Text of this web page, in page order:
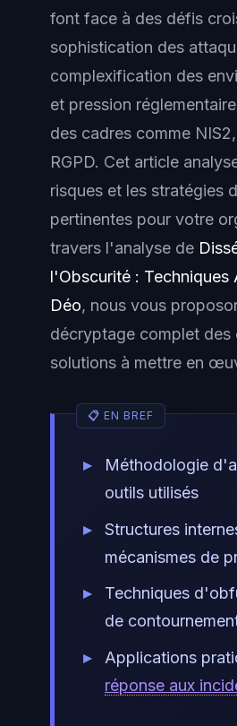
font face à des défis
sophistication des
complexification des
et pression
des cadres comme
RGPD. Cet article
risques et les stratégies
pertinentes pour votre
travers l'analyse de
l'Obscurité : Techniques
Déo, nous vous
décryptage complet des
solutions à mettre en
Méthodologie
outils utilisés
Structures
mécanismes de
Techniques
de
Applications
réponse aux